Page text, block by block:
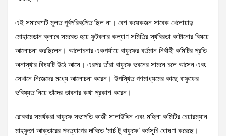
এই সমাবেশটি মূলত পূর্বপরিকল্পিত ছিল না। বেশ কয়েকজন সাবেক খেলোয়াড়
মোহামেডান ক্লাবে সমবেত হয়ে ফুটবলার কল্যাণ সমিতির স্থবিরতা কাটানোর বিষয়ে
আলোচনা করছিলেন। আলোচনার একপর্যায়ে বাফুফের বর্তমান নির্বাহী কমিটির প্রতি
অনাস্থার বিষয়টি উঠে আসে। এরপর তাঁরা বাফুফে ভবনের সামনে চলে আসেন এবং
সেখানে নিজেদের মধ্যে আলোচনা করেন। উপস্থিত গণমাধ্যমের কাছে বাফুফের
ভবিষ্যত নিয়ে তাঁদের ভাবনার কথা প্রকাশ করেন।
রোববার সমর্থকরা বাফুফে সভাপতি কাজী সালাউদ্দিন এবং মহিলা কমিটির চেয়ারম্যান
মাহফুজা আক্তারের পদত্যাগের দাবিতে ‘মার্চ টু বাফুফে’ কর্মসূচি ঘোষণা করেছে।